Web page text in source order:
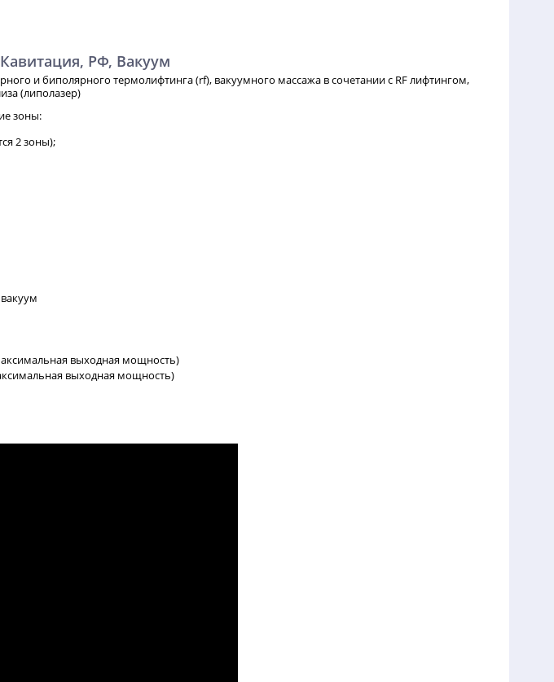
РФ, Вакуум
и биполярного термолифтинга (rf), вакуумного массажа в сочетании с RF лифтингом,
(липолазер)
зоны:
2 зоны);
выходная мощность)
выходная мощность)